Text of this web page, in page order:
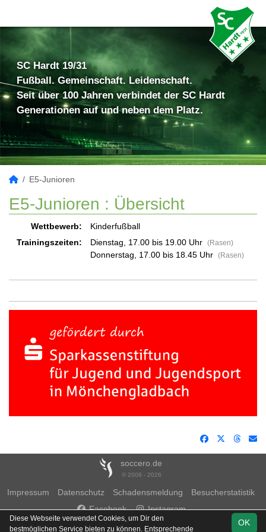
SC Hardt 19/31
Fußball. Gemeinschaft. Leidenschaft.
Seit über 100 Jahren verbindet der SC Hardt
Generationen auf und neben dem Platz.
E5-Junioren
E5-Junioren : Übersicht
Wettbewerb:
Kinderfußball
Trainingszeiten:
Dienstag, 17.00 bis 19.00 Uhr (Rasen)
Donnerstag, 17.00 bis 18.45 Uhr (Rasen)
soccero.de
© 2006 - 2026
Impressum Datenschutz Schadensmeldung
Besucherstatistik
Facebook
Instagram
OK
Diese Webseite verwendet Cookies, um Dir den
bestmöglichen Service bieten zu können. Entsprechende